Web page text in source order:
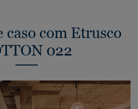
caso com Etrusco
022